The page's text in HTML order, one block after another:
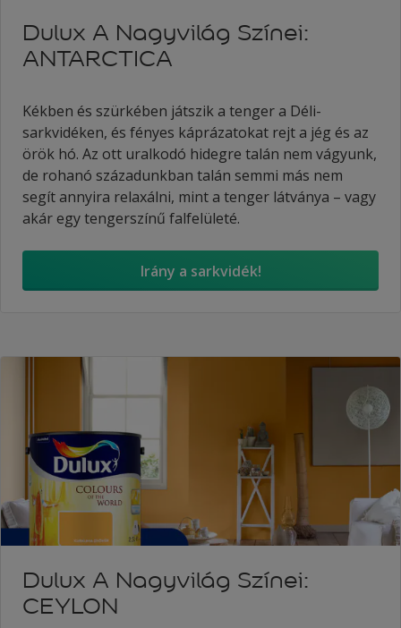
Dulux A Nagyvilág Színei:
ANTARCTICA
Kékben és szürkében játszik a tenger a Déli-
sarkvidéken, és fényes káprázatokat rejt a jég és az
örök hó. Az ott uralkodó hidegre talán nem vágyunk,
de rohanó századunkban talán semmi más nem
segít annyira relaxálni, mint a tenger látványa – vagy
akár egy tengerszínű falfelületé.
Irány a sarkvidék!
Dulux A Nagyvilág Színei:
CEYLON